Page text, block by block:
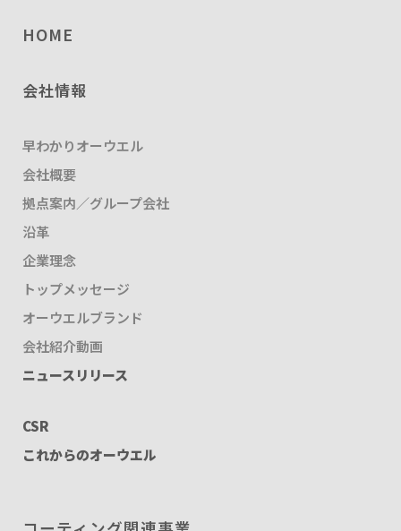
HOME
会社情報
早わかりオーウエル
会社概要
拠点案内／グループ会社
沿革
企業理念
トップメッセージ
オーウエルブランド
会社紹介動画
ニュースリリース
CSR
これからのオーウエル